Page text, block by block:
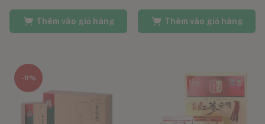
Thêm vào giỏ hàng Thêm vào giỏ hàng
-8%